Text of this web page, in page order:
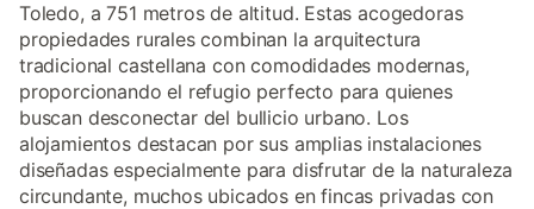
Toledo, a 751 metros de altitud. Estas acogedoras
propiedades rurales combinan la arquitectura
tradicional castellana con comodidades modernas,
proporcionando el refugio perfecto para quienes
buscan desconectar del bullicio urbano. Los
alojamientos destacan por sus amplias instalaciones
diseñadas especialmente para disfrutar de la naturaleza
circundante, muchos ubicados en fincas privadas con